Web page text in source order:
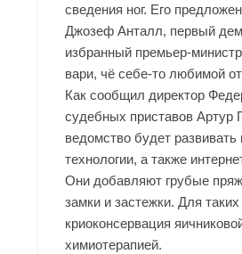
сведения ног. Его
Джозеф Анталл, первый
избранный премьер-
вари, чё себе-то любимой
Как сообщил директор
судебных приставов Артур
ведомство будет развивать
технологии, а также
Они добавляют грубые
замки и застежки. Для
криоконсервация
химиотерапией.